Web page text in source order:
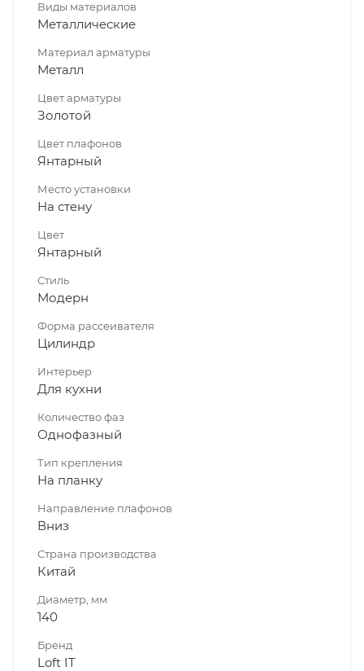
Виды материалов
Металлические
Материал арматуры
Металл
Цвет арматуры
Золотой
Цвет плафонов
Янтарный
Место установки
На стену
Цвет
Янтарный
Стиль
Модерн
Форма рассеивателя
Цилиндр
Интерьер
Для кухни
Количество фаз
Однофазный
Тип крепления
На планку
Направление плафонов
Вниз
Страна производства
Китай
Диаметр, мм
140
Бренд
Loft IT